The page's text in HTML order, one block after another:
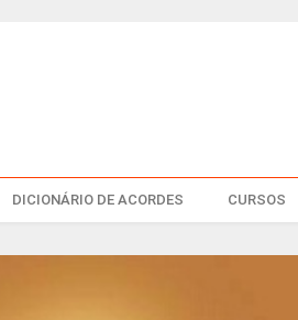
DICIONÁRIO DE ACORDES CURSOS